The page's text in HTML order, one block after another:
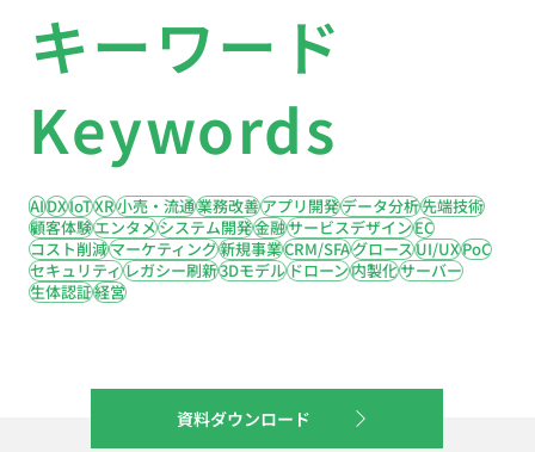
キーワード
Keywords
AIDXIoTXR小売・流通業務改善アプリ開発データ分析先端技術
顧客体験エンタメシステム開発金融サービスデザインEC
コスト削減マーケティング新規事業CRM/SFAグロースUI/UXPoC
セキュリティレガシー刷新3Dモデルドローン内製化サーバー
生体認証経営
資料ダウンロード